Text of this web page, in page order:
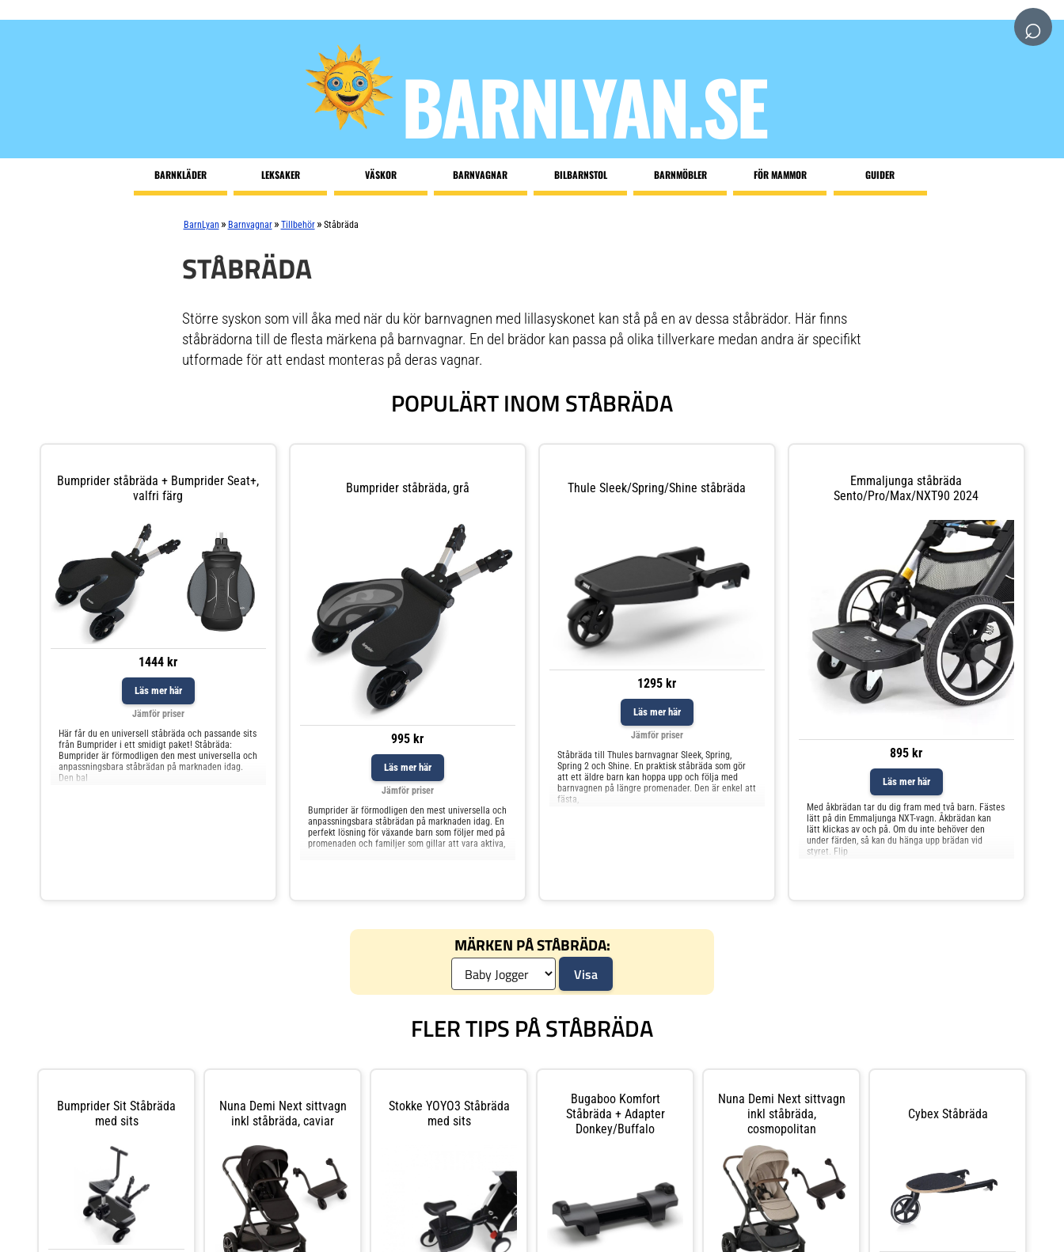
BARNLYAN.SE
⌕
BARNKLÄDER LEKSAKER VÄSKOR BARNVAGNAR BILBARNSTOL BARNMÖBLER FÖR MAMMOR GUIDER
BarnLyan » Barnvagnar » Tillbehör » Ståbräda
STÅBRÄDA
Större syskon som vill åka med när du kör barnvagnen med lillasyskonet kan stå på en av dessa ståbrädor. Här finns
ståbrädorna till de flesta märkena på barnvagnar. En del brädor kan passa på olika tillverkare medan andra är specifikt
utformade för att endast monteras på deras vagnar.
POPULÄRT INOM STÅBRÄDA
Bumprider ståbräda + Bumprider Seat+,
valfri färg
1444 kr
Läs mer här
Jämför priser
Här får du en universell ståbräda och passande sits
från Bumprider i ett smidigt paket! Ståbräda:
Bumprider är förmodligen den mest universella och
anpassningsbara ståbrädan på marknaden idag.
Den bal
Bumprider ståbräda, grå
995 kr
Läs mer här
Jämför priser
Bumprider är förmodligen den mest universella och
anpassningsbara ståbrädan på marknaden idag. En
perfekt lösning för växande barn som följer med på
promenaden och familjer som gillar att vara aktiva,
Thule Sleek/Spring/Shine ståbräda
1295 kr
Läs mer här
Jämför priser
Ståbräda till Thules barnvagnar Sleek, Spring,
Spring 2 och Shine. En praktisk ståbräda som gör
att ett äldre barn kan hoppa upp och följa med
barnvagnen på längre promenader. Den är enkel att
fästa,
Emmaljunga ståbräda
Sento/Pro/Max/NXT90 2024
895 kr
Läs mer här
Med åkbrädan tar du dig fram med två barn. Fästes
lätt på din Emmaljunga NXT-vagn. Åkbrädan kan
lätt klickas av och på. Om du inte behöver den
under färden, så kan du hänga upp brädan vid
styret. Flip
MÄRKEN PÅ STÅBRÄDA:
FLER TIPS PÅ STÅBRÄDA
Bumprider Sit Ståbräda
med sits
Nuna Demi Next sittvagn
inkl ståbräda, caviar
Stokke YOYO3 Ståbräda
med sits
Bugaboo Komfort
Ståbräda + Adapter
Donkey/Buffalo
Nuna Demi Next sittvagn
inkl ståbräda,
cosmopolitan
Cybex Ståbräda